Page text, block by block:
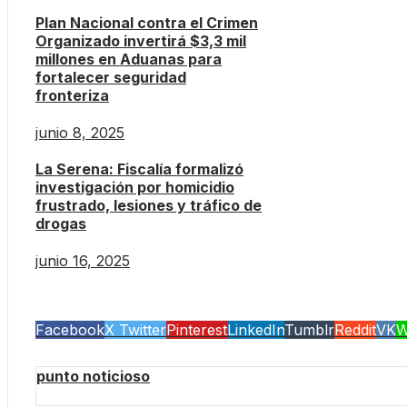
Plan Nacional contra el Crimen
Organizado invertirá $3,3 mil
millones en Aduanas para
fortalecer seguridad
fronteriza
junio 8, 2025
La Serena: Fiscalía formalizó
investigación por homicidio
frustrado, lesiones y tráfico de
drogas
junio 16, 2025
FacebookX TwitterPinterestLinkedInTumblrRedditVK
punto noticioso